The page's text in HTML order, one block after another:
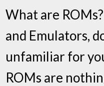
What are
and Emulators,
unfamiliar for
ROMs are